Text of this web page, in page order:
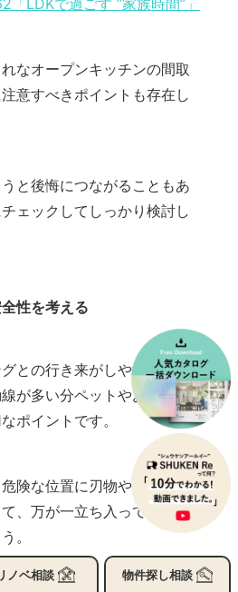
なオープンキッチンの間取
意すべきポイントも存在し
と後悔につながることもあ
ェックしてしっかり検討し
性を考える
との行き来がしやすいオー
が多い分ペットやお子さん
ポイントです。
険な位置に刃物や調理器具
、万が一立ち入っても問題
。
ノベ相談 物件探し相談